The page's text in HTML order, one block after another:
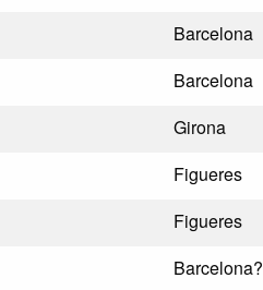
Barcelona
Barcelona
Girona
Figueres
Figueres
Barcelona?